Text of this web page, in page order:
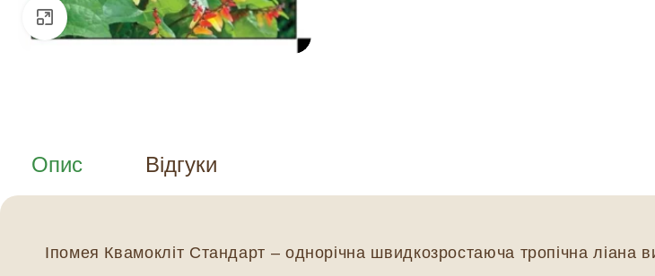
Натисніть, щоб збільшити
Опис Відгуки
Іпомея Квамокліт Стандарт – однорічна швидкозростаюча тропічна ліана